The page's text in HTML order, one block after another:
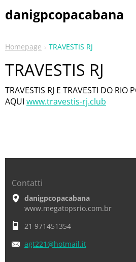
danigpcopacabana
Homepage TRAVESTIS RJ
TRAVESTIS RJ
TRAVESTIS RJ E TRAVESTI DO RIO
AQUI www.travestis-rj.club
Contatti
danigpcopacabana
www.megatopsrio.com.br
21 971451354
agt221@hotmail.it